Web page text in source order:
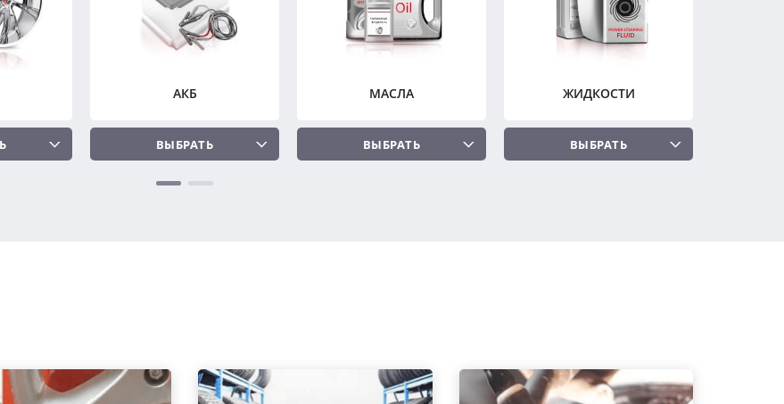
АКБ
ВЫБРАТЬ
МАСЛА
ВЫБРАТЬ
ЖИДКОСТИ
ВЫБРАТЬ